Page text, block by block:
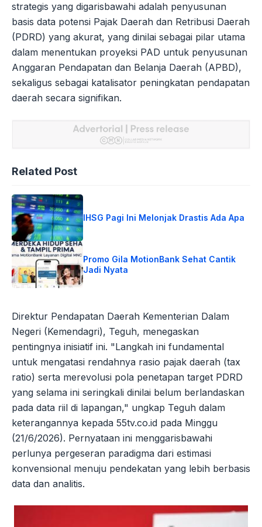
strategis yang digarisbawahi adalah penyusunan
basis data potensi Pajak Daerah dan Retribusi Daerah
(PDRD) yang akurat, yang dinilai sebagai pilar utama
dalam menentukan proyeksi PAD untuk penyusunan
Anggaran Pendapatan dan Belanja Daerah (APBD),
sekaligus sebagai katalisator peningkatan pendapatan
daerah secara signifikan.
Related Post
IHSG Pagi Ini Melonjak Drastis Ada Apa
Promo Gila MotionBank Sehat Cantik
Jadi Nyata
Direktur Pendapatan Daerah Kementerian Dalam
Negeri (Kemendagri), Teguh, menegaskan
pentingnya inisiatif ini. "Langkah ini fundamental
untuk mengatasi rendahnya rasio pajak daerah (tax
ratio) serta merevolusi pola penetapan target PDRD
yang selama ini seringkali dinilai belum berlandaskan
pada data riil di lapangan," ungkap Teguh dalam
keterangannya kepada 55tv.co.id pada Minggu
(21/6/2026). Pernyataan ini menggarisbawahi
perlunya pergeseran paradigma dari estimasi
konvensional menuju pendekatan yang lebih berbasis
data dan analitis.